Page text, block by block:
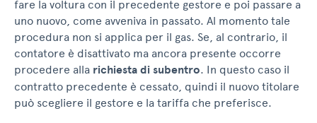
fare la voltura con il precedente gestore e poi passare a
uno nuovo, come avveniva in passato. Al momento tale
procedura non si applica per il gas. Se, al contrario, il
contatore è disattivato ma ancora presente occorre
procedere alla richiesta di subentro. In questo caso il
contratto precedente è cessato, quindi il nuovo titolare
può scegliere il gestore e la tariffa che preferisce.